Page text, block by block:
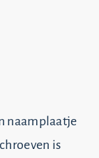
naamplaatje
is